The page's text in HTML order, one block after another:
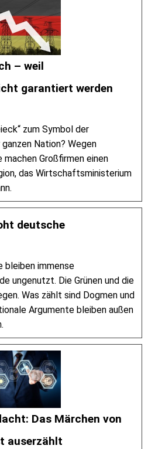
– weil
garantiert werden
zum Symbol der
Nation? Wegen
Großfirmen einen
das Wirtschaftsministerium
deutsche
bleiben immense
ungenutzt. Die Grünen und die
Was zählt sind Dogmen und
Argumente bleiben außen
Das Märchen von
auserzählt